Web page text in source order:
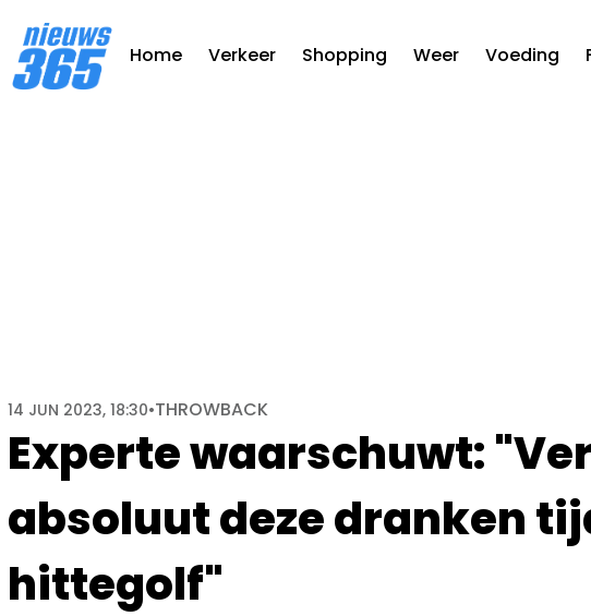
Home Verkeer Shopping Weer Voeding
Experte waarschuwt:
absoluut deze dranken
hittegolf"
14 JUN 2023, 18:30•THROWBACK